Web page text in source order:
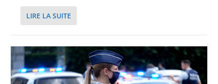
LIRE LA SUITE